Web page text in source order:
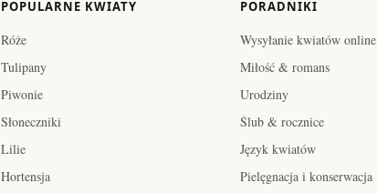
POPULARNE KWIATY
Róże
Tulipany
Piwonie
Słoneczniki
Lilie
Hortensja
PORADNIKI
Wysyłanie kwiatów online
Miłość & romans
Urodziny
Ślub & rocznice
Język kwiatów
Pielęgnacja i konserwacja